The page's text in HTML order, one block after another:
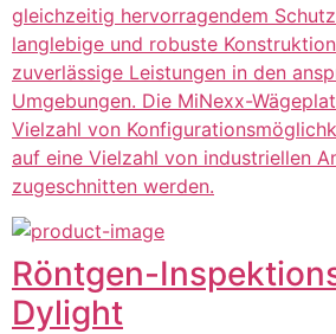
gleichzeitig hervorragendem
langlebige und robuste
zuverlässige Leistungen in den
Umgebungen. Die MiNexx-
Vielzahl von
auf eine Vielzahl von industriellen
zugeschnitten werden.
Röntgen-
Dylight